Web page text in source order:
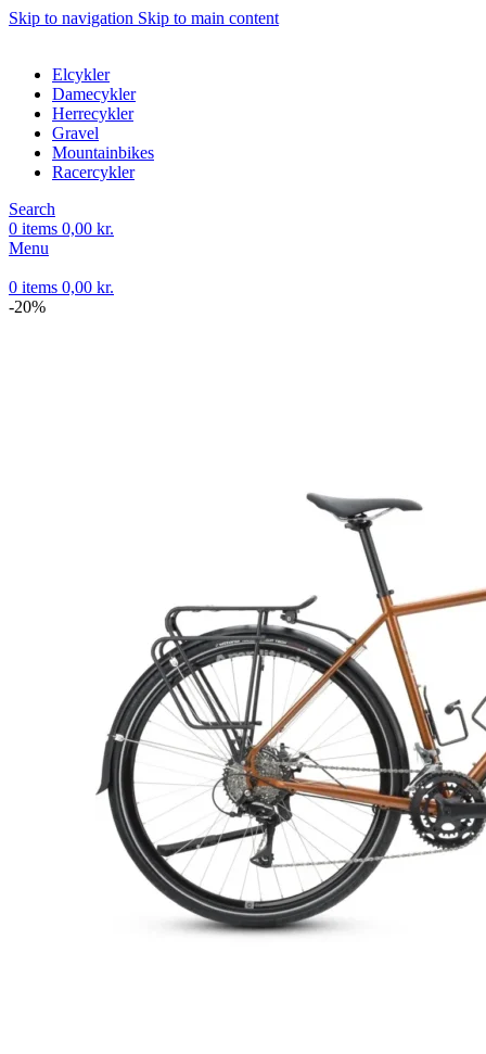
Skip to navigation Skip to main content
Elcykler
Damecykler
Herrecykler
Gravel
Mountainbikes
Racercykler
Search
0 items 0,00 kr.
Menu
0 items 0,00 kr.
-20%